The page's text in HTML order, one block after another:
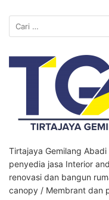
Cari
untuk:
Tirtajaya Gemilang Abadi
penyedia jasa Interior
renovasi dan bangun
canopy / Membrant dan